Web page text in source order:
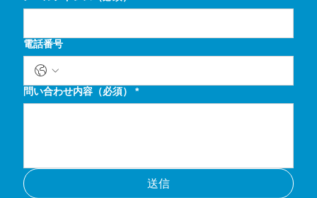
電話番号
問い合わせ内容（必須） *
送信